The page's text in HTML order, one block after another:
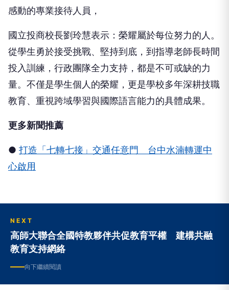
感動的專業接待人員，
國立投商校長劉玲慧表示：榮耀屬於每位努力的人。
從學生勇於接受挑戰、堅持到底，到指導老師長時間
投入訓練，行政團隊全力支持，都是不可或缺的力
量。不僅是學生個人的榮耀，更是學校多年深耕技職
教育、重視跨域學習與國際語言能力的具體成果。
更多新聞推薦
● 打造「七轉七接」交通任意門 台中水湳轉運中
心啟用
NEXT
高師大聯合全國特教夥伴共促教育平權 建構共融
教育支持網絡
向下繼續閱讀